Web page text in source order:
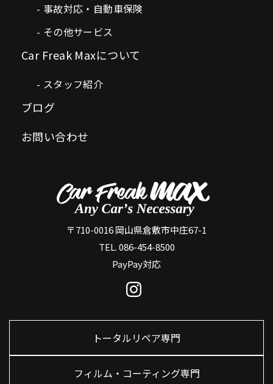
事故対応・自動車保険
その他サービス
Car Freak Maxについて
スタッフ紹介
ブログ
お問い合わせ
〒710-0016 岡山県倉敷市中庄67-1
TEL. 086-454-8500
PayPay対応
トータルリペア専門
フィルム・コーティング専門